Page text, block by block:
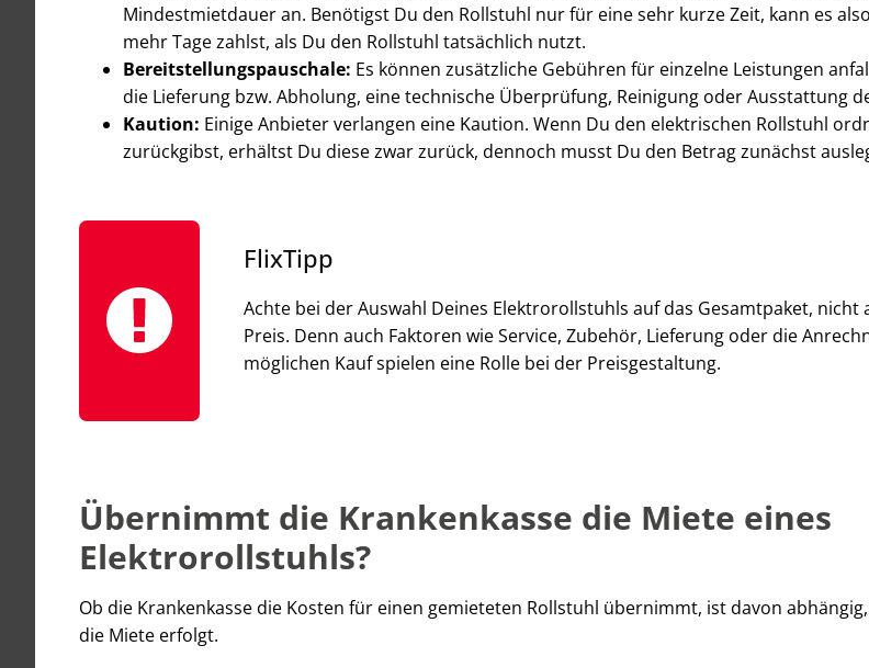
Mindestmietdauer an. Benötigst Du den Rollstuhl nur für eine sehr kurze Zeit, kann es
mehr Tage zahlst, als Du den Rollstuhl tatsächlich nutzt.
Bereitstellungspauschale: Es können zusätzliche Gebühren für einzelne Leistungen
die Lieferung bzw. Abholung, eine technische Überprüfung, Reinigung oder Ausstattung
Kaution: Einige Anbieter verlangen eine Kaution. Wenn Du den elektrischen Rollstuhl
zurückgibst, erhältst Du diese zwar zurück, dennoch musst Du den Betrag zunächst
FlixTipp
Achte bei der Auswahl Deines Elektrorollstuhls auf das Gesamtpaket, nicht
Preis. Denn auch Faktoren wie Service, Zubehör, Lieferung oder die
möglichen Kauf spielen eine Rolle bei der Preisgestaltung.
Übernimmt die Krankenkasse die Miete eines
Elektrorollstuhls?
Ob die Krankenkasse die Kosten für einen gemieteten Rollstuhl übernimmt, ist davon
die Miete erfolgt.